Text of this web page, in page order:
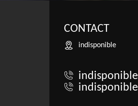
CONTACT
indisponible
indisponible
indisponible